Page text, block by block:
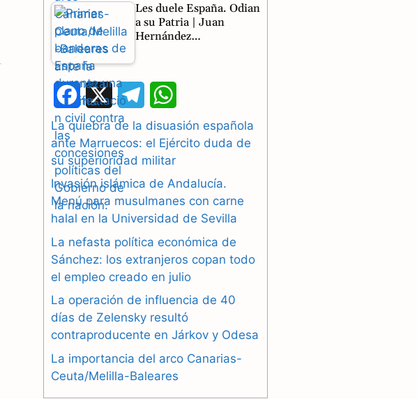
Les duele España. Odian
a su Patria | Juan
Hernández…
F
a
c
e
b
o
o
k
X
e
l
g
r
a
m
h
a
s
A
p
p
La quiebra de la disuasión española
ante Marruecos: el Ejército duda de
su superioridad militar
Invasión islámica de Andalucía.
Menú para musulmanes con carne
halal en la Universidad de Sevilla
La nefasta política económica de
Sánchez: los extranjeros copan todo
el empleo creado en julio
La operación de influencia de 40
días de Zelensky resultó
contraproducente en Járkov y Odesa
La importancia del arco Canarias-
Ceuta/Melilla-Baleares